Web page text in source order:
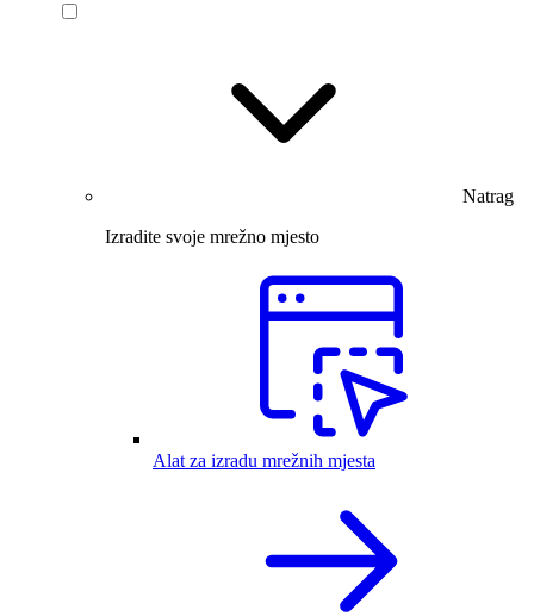
Natrag
Izradite svoje mrežno mjesto
Alat za izradu mrežnih mjesta